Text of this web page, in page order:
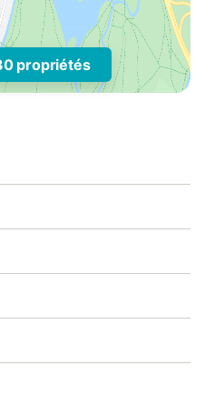
propriétés